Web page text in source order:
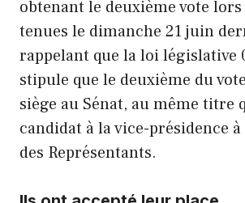
obtenant le deuxième vote
tenues le dimanche 21 juin
rappelant que la loi législative
stipule que le deuxième du
siège au Sénat, au même titre
candidat à la vice-présidence
des Représentants.